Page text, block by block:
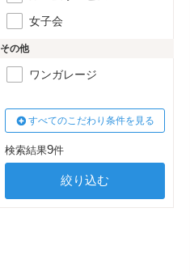
女子会
その他
ワンガレージ
すべてのこだわり条件を見る
検索結果9件